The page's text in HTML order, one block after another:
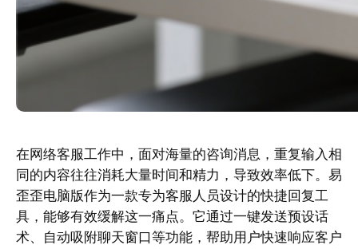
在网络客服工作中，面对海量的咨询消息，重复输入相
同的内容往往消耗大量时间和精力，导致效率低下。易
歪歪电脑版作为一款专为客服人员设计的快捷回复工
具，能够有效缓解这一痛点。它通过一键发送预设话
术、自动吸附聊天窗口等功能，帮助用户快速响应客户